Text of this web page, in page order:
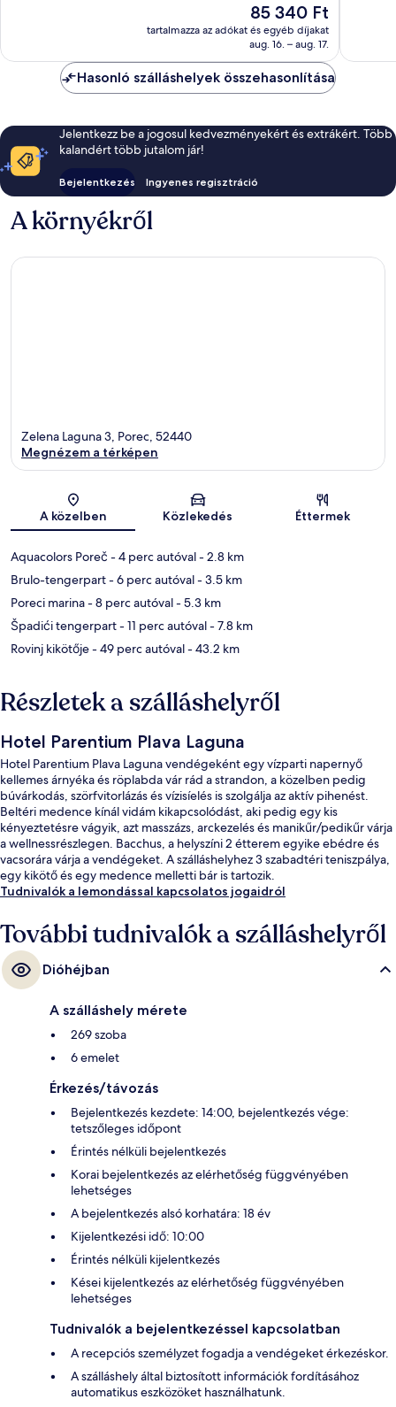
Az
ár
85 340 Ft
85 340 Ft
tartalmazza az adókat és egyéb díjakat
aug. 16. – aug. 17.
Hasonló szálláshelyek összehasonlítása
Jelentkezz be a jogosul kedvezményekért és extrákért. Több
kalandért több jutalom jár!
Bejelentkezés Ingyenes regisztráció
A környékről
Térkép
Zelena Laguna 3, Porec, 52440
Megnézem a térképen
A közelben Közlekedés Éttermek
Aquacolors Poreč - 4 perc autóval- 2.8 km
Brulo-tengerpart- 6 perc autóval- 3.5 km
Poreci marina- 8 perc autóval- 5.3 km
Špadići tengerpart- 11 perc autóval- 7.8 km
Rovinj kikötője- 49 perc autóval- 43.2 km
Részletek a szálláshelyről
Hotel Parentium Plava Laguna
Hotel Parentium Plava Laguna vendégeként egy vízparti napernyő
kellemes árnyéka és röplabda vár rád a strandon, a közelben pedig
búvárkodás, szörfvitorlázás és vízisíelés is szolgálja az aktív pihenést.
Beltéri medence kínál vidám kikapcsolódást, aki pedig egy kis
kényeztetésre vágyik, azt masszázs, arckezelés és manikűr/pedikűr várja
a wellnessrészlegen. Bacchus, a helyszíni 2 étterem egyike ebédre és
vacsorára várja a vendégeket. A szálláshelyhez 3 szabadtéri teniszpálya,
egy kikötő és egy medence melletti bár is tartozik.
Tudnivalók a lemondással kapcsolatos jogaidról
További tudnivalók a szálláshelyről
Dióhéjban
A szálláshely mérete
269 szoba
6 emelet
Érkezés/távozás
Bejelentkezés kezdete: 14:00, bejelentkezés vége:
tetszőleges időpont
Érintés nélküli bejelentkezés
Korai bejelentkezés az elérhetőség függvényében
lehetséges
A bejelentkezés alsó korhatára: 18 év
Kijelentkezési idő: 10:00
Érintés nélküli kijelentkezés
Kései kijelentkezés az elérhetőség függvényében
lehetséges
Tudnivalók a bejelentkezéssel kapcsolatban
A recepciós személyzet fogadja a vendégeket érkezéskor.
A szálláshely által biztosított információk fordításához
automatikus eszközöket használhatunk.